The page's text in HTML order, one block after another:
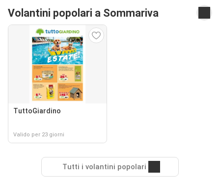
Volantini popolari a Sommariva
TuttoGiardino
Valido per 23 giorni
Tutti i volantini popolari